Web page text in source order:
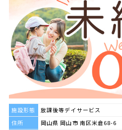
施設形態
放課後等デイサービス
住所
岡山県 岡山市 南区米倉68-6